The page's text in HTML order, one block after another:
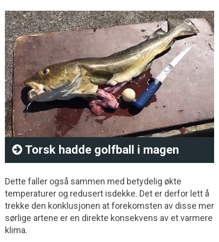
Torsk hadde golfball i magen
Dette faller også sammen med betydelig økte
temperaturer og redusert isdekke. Det er derfor lett å
trekke den konklusjonen at forekomsten av disse mer
sørlige artene er en direkte konsekvens av et varmere
klima.